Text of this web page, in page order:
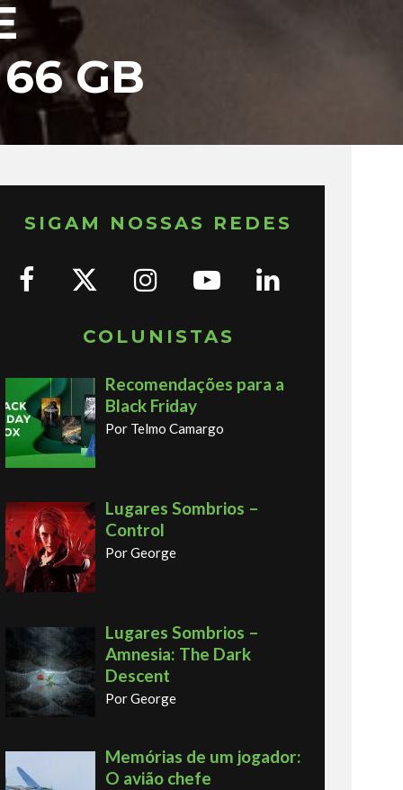
GB
SIGAM NOSSAS REDES
COLUNISTAS
Recomendações para a
Black Friday
Por Telmo Camargo
Lugares Sombrios –
Control
Por George
Lugares Sombrios –
Amnesia: The Dark
Descent
Por George
Memórias de um jogador:
O avião chefe